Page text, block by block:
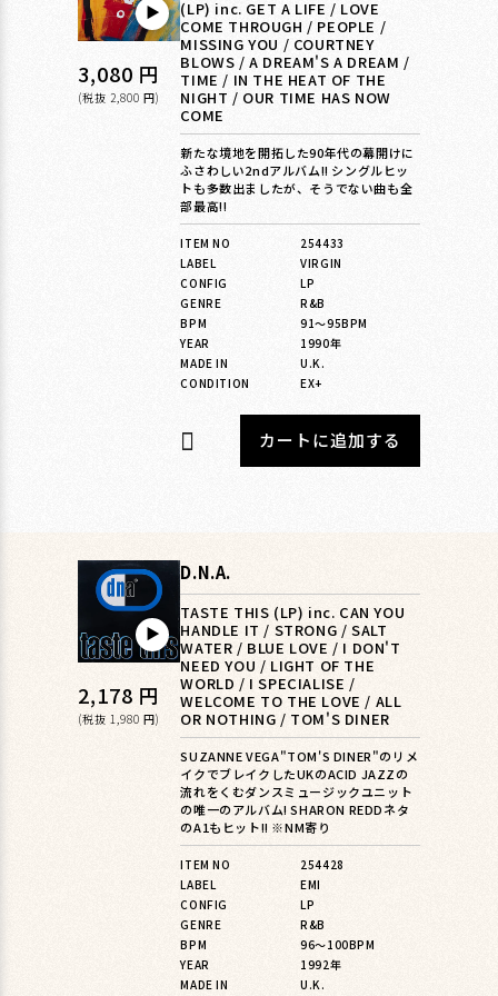
▶︎
通
常
3,080 円
(税抜 2,800 円)
(LP) inc. GET A LIFE / LOVE
COME THROUGH / PEOPLE /
MISSING YOU / COURTNEY
BLOWS / A DREAM'S A DREAM /
TIME / IN THE HEAT OF THE
NIGHT / OUR TIME HAS NOW
COME
新たな境地を開拓した90年代の幕開けに
ふさわしい2ndアルバム!! シングルヒッ
トも多数出ましたが、そうでない曲も全
部最高!!
ITEM NO
254433
LABEL
VIRGIN
CONFIG
LP
GENRE
R&B
BPM
91〜95BPM
YEAR
1990年
MADE IN
U.K.
CONDITION
EX+
カートに追加する
▶︎
通
常
2,178 円
(税抜 1,980 円)
D.N.A.
TASTE THIS (LP) inc. CAN YOU
HANDLE IT / STRONG / SALT
WATER / BLUE LOVE / I DON'T
NEED YOU / LIGHT OF THE
WORLD / I SPECIALISE /
WELCOME TO THE LOVE / ALL
OR NOTHING / TOM'S DINER
SUZANNE VEGA"TOM'S DINER"のリメ
イクでブレイクしたUKのACID JAZZの
流れをくむダンスミュージックユニット
の唯一のアルバム! SHARON REDDネタ
のA1もヒット!! ※NM寄り
ITEM NO
254428
LABEL
EMI
CONFIG
LP
GENRE
R&B
BPM
96〜100BPM
YEAR
1992年
MADE IN
U.K.